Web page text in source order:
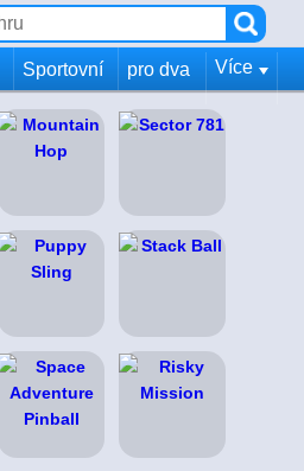
Sportovní pro dva Více